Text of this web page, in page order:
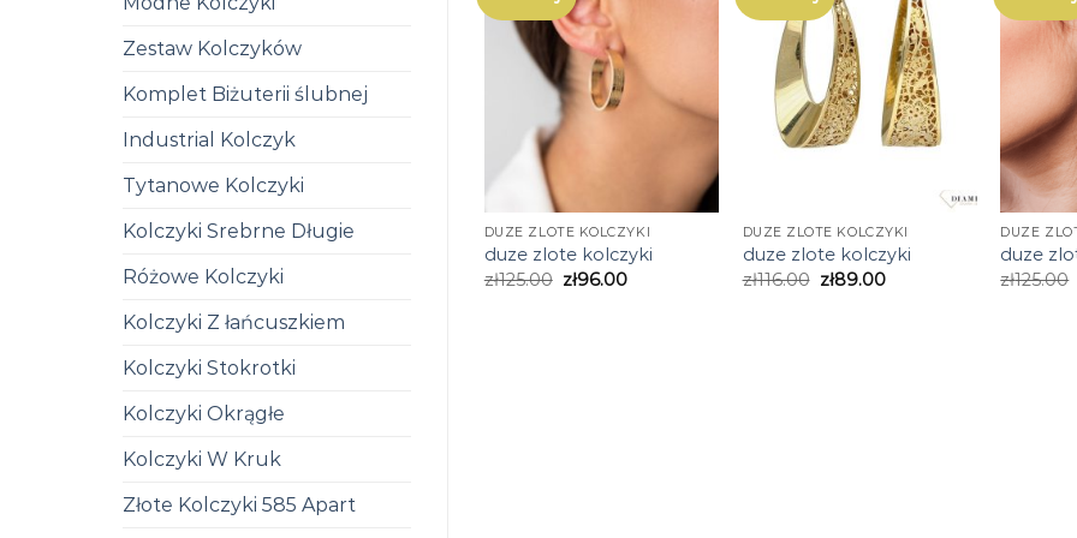
Zestaw Kolczyków
Komplet Biżuterii ślubnej
Industrial Kolczyk
Tytanowe Kolczyki
Kolczyki Srebrne Długie
Różowe Kolczyki
Kolczyki Z łańcuszkiem
Kolczyki Stokrotki
Kolczyki Okrągłe
Kolczyki W Kruk
Złote Kolczyki 585 Apart
DUZE ZLOTE KOLCZYKI
duze zlote kolczyki
zł125.00 zł96.00
DUZE ZLOTE KOLCZYKI
duze zlote kolczyki
zł116.00 zł89.00
DUZE
duze
zł125.00